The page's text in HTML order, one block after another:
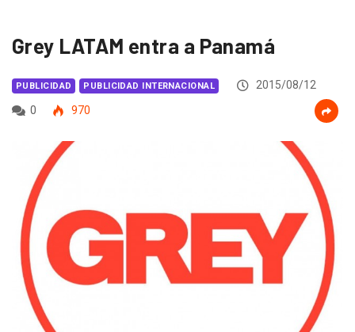
Grey LATAM entra a Panamá
PUBLICIDAD PUBLICIDAD INTERNACIONAL
2015/08/12
0
970